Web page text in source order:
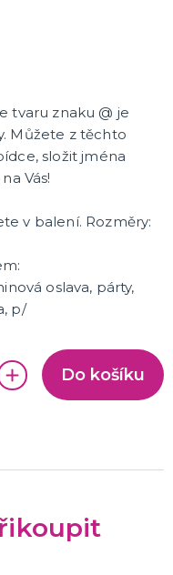
tvaru znaku @ je
Můžete z těchto
složit jména
Vás!
v balení. Rozměry:
oslava, párty,
p/
Do košíku